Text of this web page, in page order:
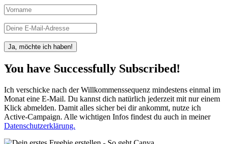
Ja, möchte ich haben!
You have Successfully Subscribed!
Ich verschicke nach der Willkommenssequenz mindestens einmal im
Monat eine E-Mail. Du kannst dich natürlich jederzeit mit nur einem
Klick abmelden. Damit alles sicher bei dir ankommt, nutze ich
Active-Campaign. Alle wichtigen Infos findest du auch in meiner
Datenschutzerklärung.